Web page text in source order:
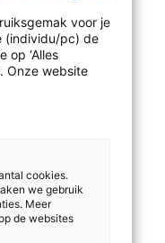
voor je
(individu/pc) de
op ‘Alles
Onze website
cookies.
we gebruik
Meer
de websites